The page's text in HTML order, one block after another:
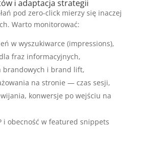
i adaptacja strategii
pod zero-click mierzy się inaczej
Warto monitorować:
w wyszukiwarce (impressions),
fraz informacyjnych,
brandowych i brand lift,
na stronie — czas sesji,
konwersje po wejściu na
i obecność w featured snippets